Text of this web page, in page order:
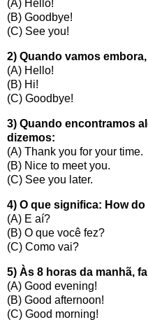
(A) Hello!
(B) Goodbye!
(C) See you!
2) Quando vamos
(A) Hello!
(B) Hi!
(C) Goodbye!
3) Quando encontramos
dizemos:
(A) Thank you for your time.
(B) Nice to meet you.
(C) See you later.
4) O que significa: How
(A) E aí?
(B) O que você fez?
(C) Como vai?
5) Às 8 horas da manhã,
(A) Good evening!
(B) Good afternoon!
(C) Good morning!